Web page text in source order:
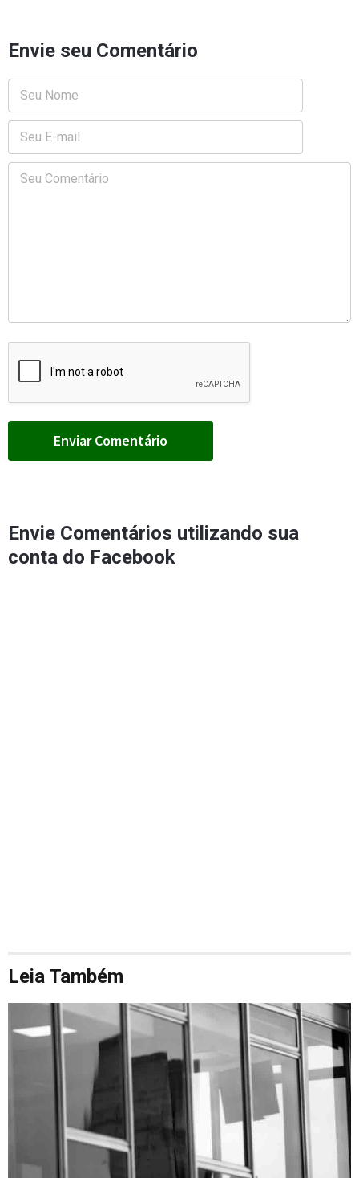
Envie seu Comentário
Envie Comentários utilizando sua
conta do Facebook
Leia Também